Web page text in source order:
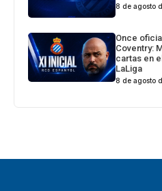
8 de agosto
Once
Coventry:
cartas en
LaLiga
8 de agosto